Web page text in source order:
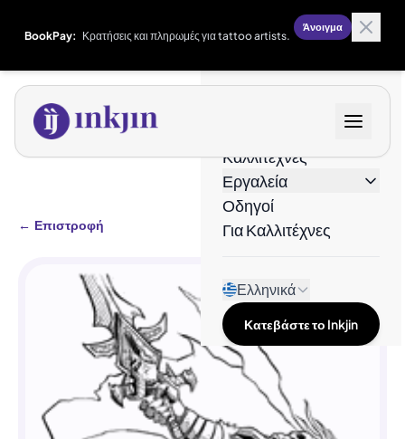
BookPay: Κρατήσεις και πληρωμές για tattoo artists.
Άνοιγμα
Καλλιτέχνες
Εργαλεία
Οδηγοί
Για Καλλιτέχνες
Ελληνικά
Κατεβάστε το Inkjin
← Επιστροφή